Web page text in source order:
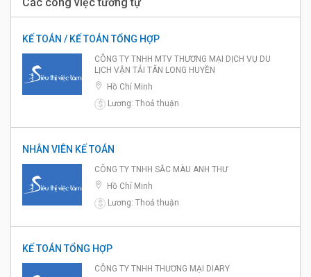
Các công việc tương tự
KẾ TOÁN / KẾ TOÁN TỔNG HỢP
CÔNG TY TNHH MTV THƯƠNG MẠI DỊCH VỤ DU
LỊCH VẬN TẢI TÂN LONG HUYỀN
Hồ Chí Minh
$
Lương: Thoả thuận
NHÂN VIÊN KẾ TOÁN
CÔNG TY TNHH SẮC MÀU ANH THƯ
Hồ Chí Minh
$
Lương: Thoả thuận
KẾ TOÁN TỔNG HỢP
CÔNG TY TNHH THƯƠNG MẠI DIARY